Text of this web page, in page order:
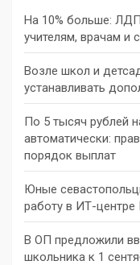
На 10% больше:
учителям, врачам и
Возле школ и
устанавливать
По 5 тысяч рублей
автоматически:
порядок выплат
Юные
работу в ИТ-
В ОП предложили
школьника к 1